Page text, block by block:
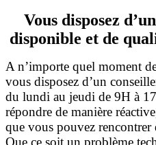
Vous disposez
disponible et de
A n’importe quel moment
vous disposez d’un
du lundi au jeudi de 9H à
répondre de manière
que vous pouvez rencontrer
Que ce soit un problème